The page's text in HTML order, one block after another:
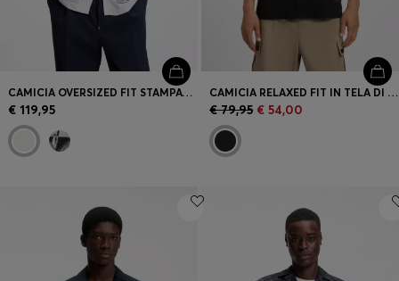
CAMICIA OVERSIZED FIT STAMPATA CON COLLETTO APERTO
€ 119,95
CAMICIA RELAXED FIT IN TELA DI COTONE ELASTICIZZATO
€ 79,95 € 54,00